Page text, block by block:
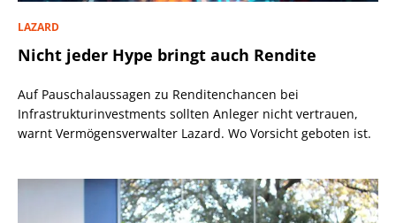
LAZARD
Nicht jeder Hype bringt auch Rendite
Auf Pauschalaussagen zu Renditenchancen bei
Infrastrukturinvestments sollten Anleger nicht vertrauen,
warnt Vermögensverwalter Lazard. Wo Vorsicht geboten ist.